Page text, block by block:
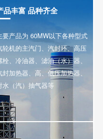
品丰富 品种齐全
要产品为 60MW以下各种型式
轮机的主汽门、汽封环、高压
栓、冷油器、滤油（水）器、
封加热器、高、低压加热器、
水（汽）抽气器等